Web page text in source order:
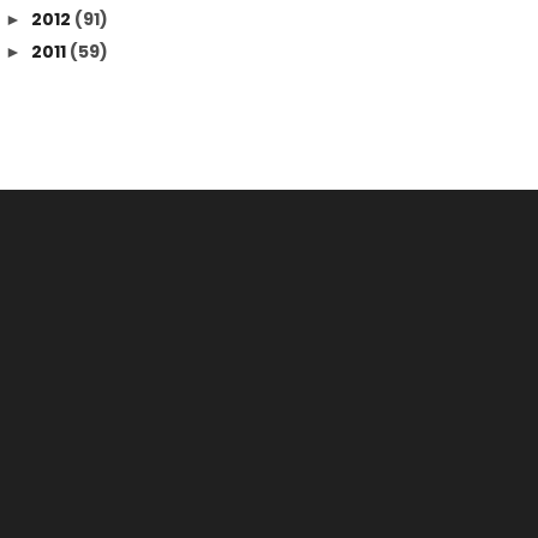
► 2012 (91)
► 2011 (59)